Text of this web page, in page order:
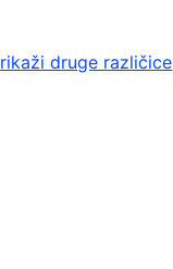
Prikaži druge različice